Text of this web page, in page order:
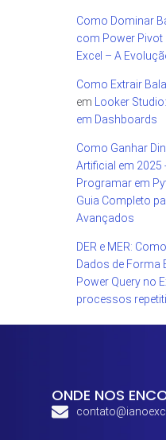
Como Dominar
com Power Pivot
Excel – A
Como Extrair
em Looker
em Dashboards
Como Ganhar
Artificial em 2025
Programar em
Guia Completo
Avançados
DER e MER:
Dados de Forma
Power Query no
processos
ONDE NOS